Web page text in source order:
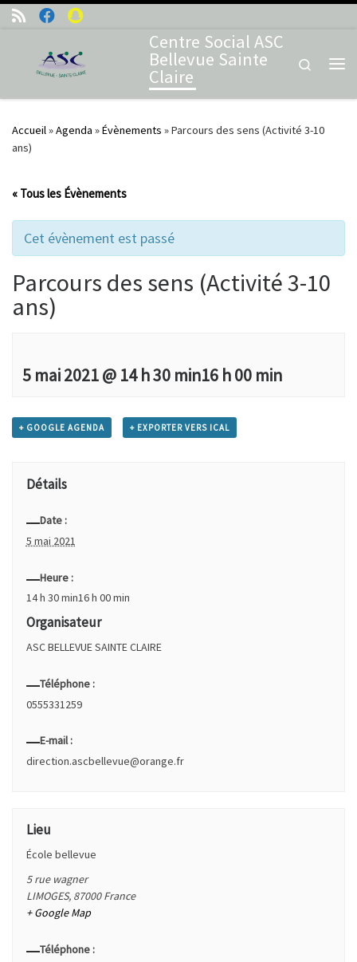
Skip to content
Centre Social ASC
Bellevue Sainte
Claire
Search
Accueil»Agenda »Évènements »Parcours des sens (Activité 3-10
ans)
« Tous les Évènements
Cet évènement est passé
Parcours des sens (Activité 3-10
ans)
5 mai 2021 @ 14 h 30 min16 h 00 min
+ GOOGLE AGENDA + EXPORTER VERS ICAL
Détails
Date :
5 mai 2021
Heure :
14 h 30 min16 h 00 min
Organisateur
ASC BELLEVUE SAINTE CLAIRE
Téléphone :
0555331259
E-mail :
direction.ascbellevue@orange.fr
Lieu
École bellevue
5 rue wagner
LIMOGES, 87000 France
+ Google Map
Téléphone :